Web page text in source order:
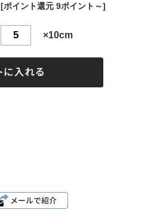
[ポイント還元 9ポイント～]
×10cm